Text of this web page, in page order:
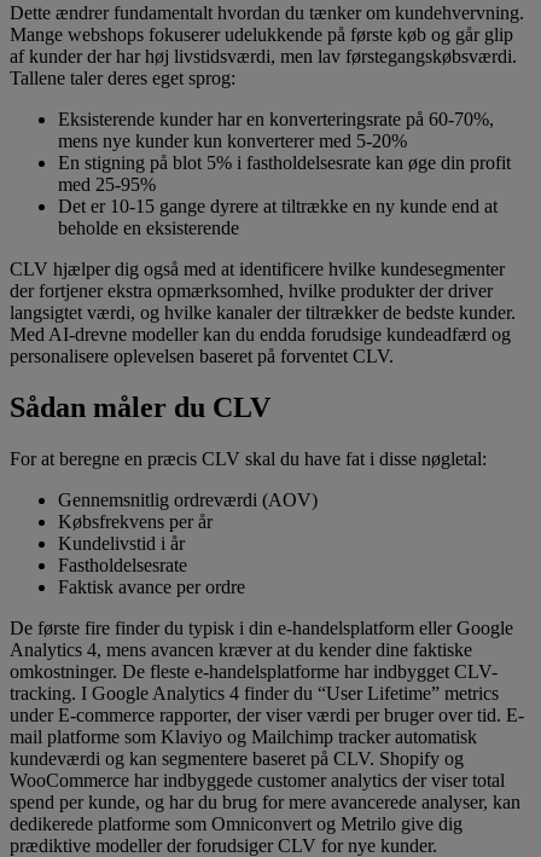
Dette ændrer fundamentalt hvordan du tænker om kundehvervning.
Mange webshops fokuserer udelukkende på første køb og går glip
af kunder der har høj livstidsværdi, men lav førstegangskøbsværdi.
Tallene taler deres eget sprog:
Eksisterende kunder har en konverteringsrate på 60-70%,
mens nye kunder kun konverterer med 5-20%
En stigning på blot 5% i fastholdelsesrate kan øge din profit
med 25-95%
Det er 10-15 gange dyrere at tiltrække en ny kunde end at
beholde en eksisterende
CLV hjælper dig også med at identificere hvilke kundesegmenter
der fortjener ekstra opmærksomhed, hvilke produkter der driver
langsigtet værdi, og hvilke kanaler der tiltrækker de bedste kunder.
Med AI-drevne modeller kan du endda forudsige kundeadfærd og
personalisere oplevelsen baseret på forventet CLV.
Sådan måler du CLV
For at beregne en præcis CLV skal du have fat i disse nøgletal:
Gennemsnitlig ordreværdi (AOV)
Købsfrekvens per år
Kundelivstid i år
Fastholdelsesrate
Faktisk avance per ordre
De første fire finder du typisk i din e-handelsplatform eller Google
Analytics 4, mens avancen kræver at du kender dine faktiske
omkostninger. De fleste e-handelsplatforme har indbygget CLV-
tracking. I Google Analytics 4 finder du “User Lifetime” metrics
under E-commerce rapporter, der viser værdi per bruger over tid. E-
mail platforme som Klaviyo og Mailchimp tracker automatisk
kundeværdi og kan segmentere baseret på CLV. Shopify og
WooCommerce har indbyggede customer analytics der viser total
spend per kunde, og har du brug for mere avancerede analyser, kan
dedikerede platforme som Omniconvert og Metrilo give dig
prædiktive modeller der forudsiger CLV for nye kunder.